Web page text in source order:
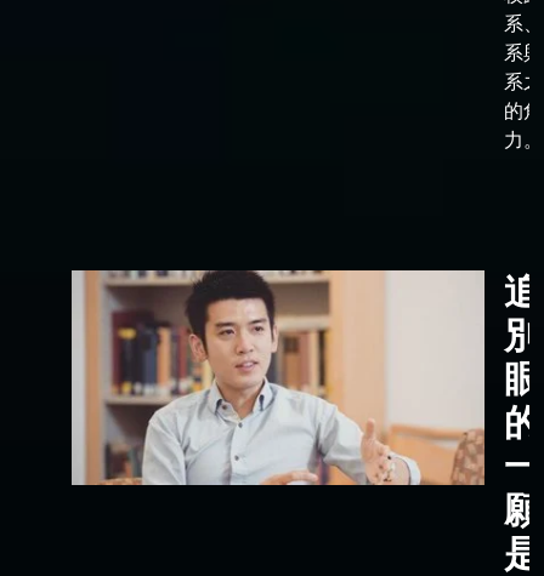
系
系
系
的角
力